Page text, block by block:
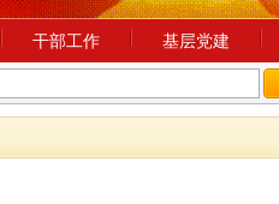
干部工作 基层党建